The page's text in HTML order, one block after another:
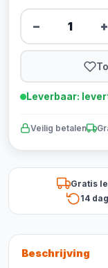
− +
Leverbaar:
Veilig betalen
Gratis
14
Beschrijving